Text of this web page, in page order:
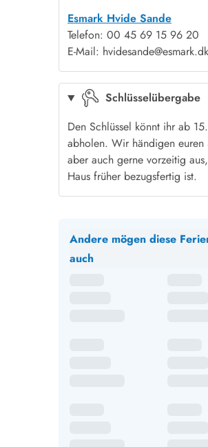
Esmark Hvide Sande
Telefon: 00 45 69 15 96 20
E-Mail: hvidesande@esmark.dk
Schlüsselübergabe
Den Schlüssel könnt ihr ab
abholen. Wir händigen euren
aber auch gerne vorzeitig
Haus früher bezugsfertig ist.
Andere mögen diese
auch